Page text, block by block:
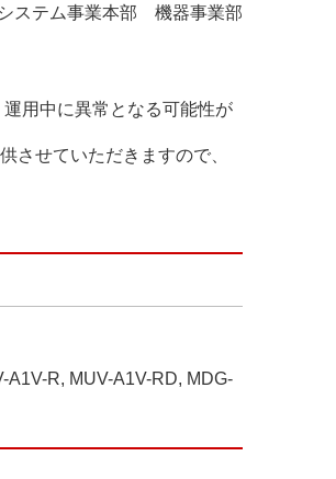
ステム事業本部 機器事業部
用中に異常となる可能性が
させていただきますので、
A1V-R, MUV-A1V-RD, MDG-